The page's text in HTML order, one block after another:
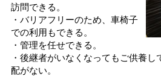
訪問できる。
・バリアフリーのため、車椅子
での利用もできる。
・管理を任せできる。
・後継者がいなくなってもご供養
配がない。